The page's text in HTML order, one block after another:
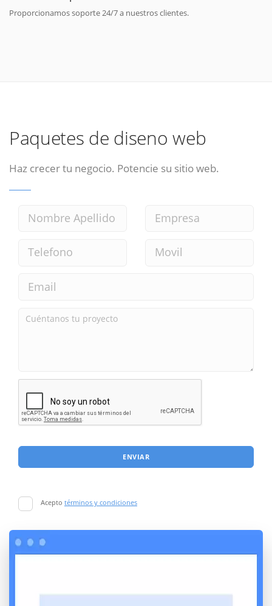
Proporcionamos soporte 24/7 a nuestros clientes.
Paquetes de diseno web
Haz crecer tu negocio. Potencie su sitio web.
ENVIAR
Acepto términos y condiciones